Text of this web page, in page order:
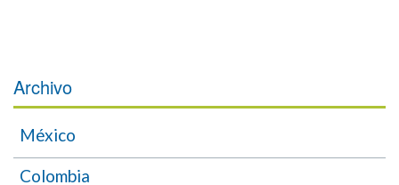
Archivo
México
Colombia